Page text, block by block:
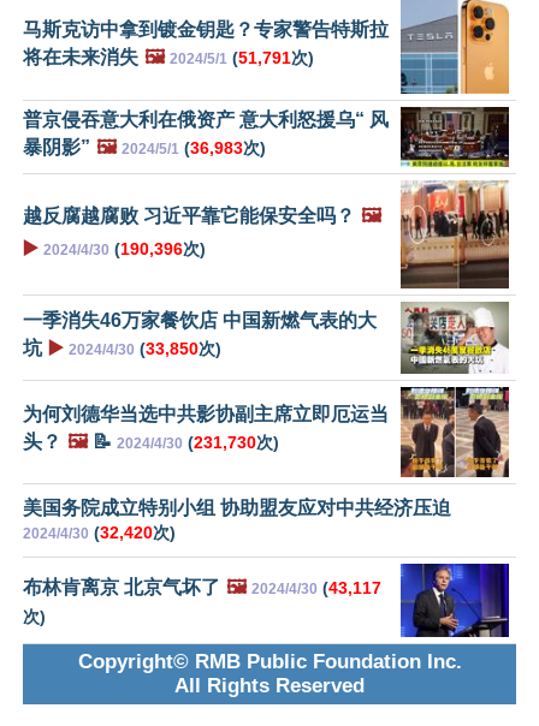
马斯克访中拿到镀金钥匙？专家警告特斯拉
将在未来消失 🖼️ 2024/5/1 (51,791次)
普京侵吞意大利在俄资产 意大利怒援乌“ 风
暴阴影” 🖼️ 2024/5/1 (36,983次)
越反腐越腐败 习近平靠它能保安全吗？ 🖼️
▶️ 2024/4/30 (190,396次)
一季消失46万家餐饮店 中国新燃气表的大
坑 ▶️ 2024/4/30 (33,850次)
为何刘德华当选中共影协副主席立即厄运当
头？ 🖼️📝 2024/4/30 (231,730次)
美国务院成立特别小组 协助盟友应对中共经济压迫
2024/4/30 (32,420次)
布林肯离京 北京气坏了 🖼️ 2024/4/30 (43,117
次)
Copyright© RMB Public Foundation Inc.
All Rights Reserved